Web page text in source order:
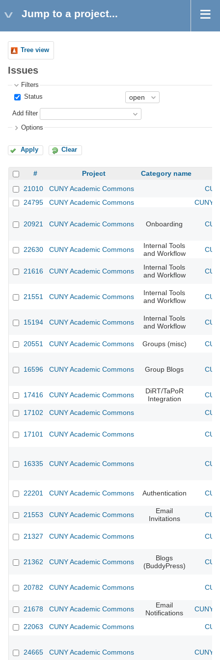
Jump to a project...
Tree view
Issues
Filters
Status
Add filter
Options
Apply Clear
# Project
Category name
21010
CUNY Academic Commons
24795
CUNY Academic Commons CUNY
20921 CUNY Academic Commons Onboarding
22630 CUNY Academic Commons
Internal Tools
and Workflow
21616 CUNY Academic Commons
Internal Tools
and Workflow
21551 CUNY Academic Commons
Internal Tools
and Workflow
15194 CUNY Academic Commons
Internal Tools
and Workflow
20551 CUNY Academic Commons Groups (misc)
16596 CUNY Academic Commons Group Blogs
17416 CUNY Academic Commons
DiRT/TaPoR
Integration
17102 CUNY Academic Commons
17101 CUNY Academic Commons
16335 CUNY Academic Commons
22201 CUNY Academic Commons Authentication
21553 CUNY Academic Commons
Email
Invitations
21327 CUNY Academic Commons
21362 CUNY Academic Commons
Blogs
(BuddyPress)
20782 CUNY Academic Commons
21678 CUNY Academic Commons
Email
Notifications
CUNY
22063 CUNY Academic Commons
24665 CUNY Academic Commons CUNY